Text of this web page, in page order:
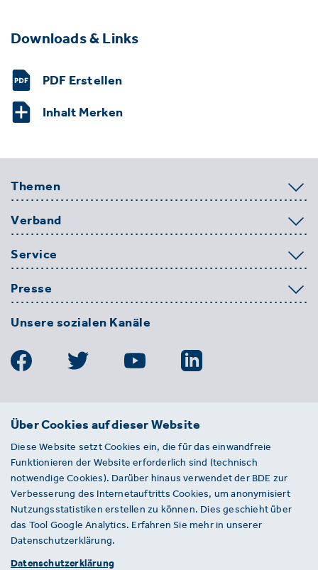
Downloads & Links
PDF Erstellen
Inhalt Merken
Themen
Verband
Service
Presse
Unsere sozialen Kanäle
BDE
Entsorgungs-, Wasser- und
Kreislaufwirtschaft e. V.
Von-der-Heydt-Straße 2
D 10785 Berlin
Sie haben einen Fehler auf unserer Website
gefunden? Ihnen ist ein defekter Link
aufgefallen? Wir freuen uns über Ihren
Über Cookies auf dieser Website
Diese Website setzt Cookies ein, die für das einwandfreie
Funktionieren der Website erforderlich sind (technisch
notwendige Cookies). Darüber hinaus verwendet der BDE zur
Verbesserung des Internetauftritts Cookies, um anonymisiert
Nutzungsstatistiken erstellen zu können. Dies geschieht über
das Tool Google Analytics. Erfahren Sie mehr in unserer
Datenschutzerklärung.
Datenschutzerklärung